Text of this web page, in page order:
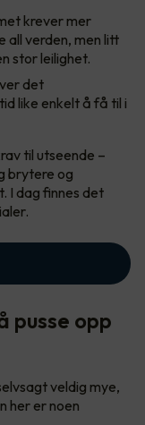
krever mer
all verden, men litt
stor leilighet.
det
like enkelt å få til i
til utseende –
brytere og
I dag finnes det
pusse opp
veldig mye,
her er noen